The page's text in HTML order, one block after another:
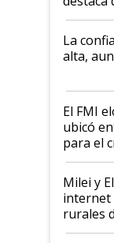
plata a
Juan
que de
de Milei
La
alta,
El FMI
ubicó
para el
Milei y
internet
rurales
a un